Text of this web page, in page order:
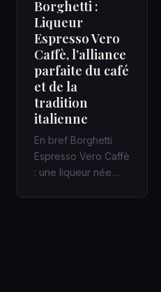
Borghetti :
Liqueur
Espresso Vero
Caffè, l’alliance
parfaite du café
et de la
tradition
italienne
En bref Borghetti
Espresso Vero Caffè
: une liqueur née